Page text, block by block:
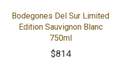
Bodegones Del Sur Limited
Edition Sauvignon Blanc
750ml
$814